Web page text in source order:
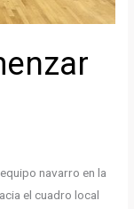
navarro en la
el cuadro local